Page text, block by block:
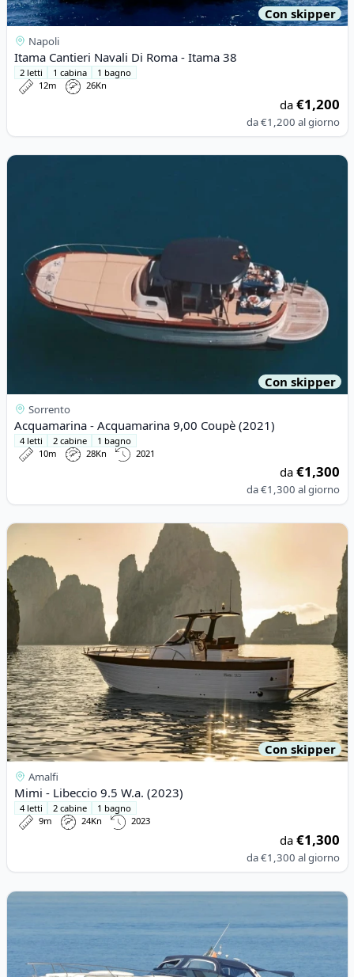
Con skipper
Napoli
Itama Cantieri Navali Di Roma - Itama 38
2 letti 1 cabina
1 bagno
12m
26Kn
da€1,200
da€1,200 al giorno
View details for Acquamarina - Acquamarina 9,00 Coupè (2021)
Con skipper
Sorrento
Acquamarina - Acquamarina 9,00 Coupè (2021)
4 letti 2 cabine
1 bagno
10m
28Kn 2021
da€1,300
da€1,300 al giorno
View details for Mimi - Libeccio 9.5 W.a. (2023)
Con skipper
Amalfi
Mimi - Libeccio 9.5 W.a. (2023)
4 letti 2 cabine
1 bagno
9m
24Kn 2023
da€1,300
da€1,300 al giorno
View details for AIRON MARINE - airon 47 (2002)